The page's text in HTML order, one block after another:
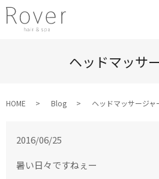
ヘッドマッサ
HOME Blog ヘッドマッサージャ
2016/06/25
暑い日々ですねぇー